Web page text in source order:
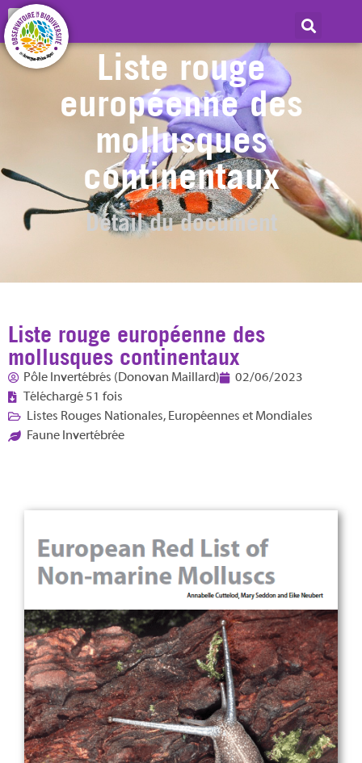
Liste rouge
européenne des
mollusques
continentaux
Détail du document
Liste rouge européenne des
mollusques continentaux
Pôle Invertébrés (Donovan Maillard)
02/06/2023
Téléchargé 51 fois
Listes Rouges Nationales, Européennes et Mondiales
Faune Invertébrée